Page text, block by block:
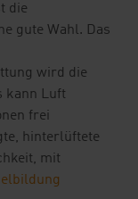
die
gute Wahl. Das
wird die
kann Luft
frei
hinterlüftete
mit